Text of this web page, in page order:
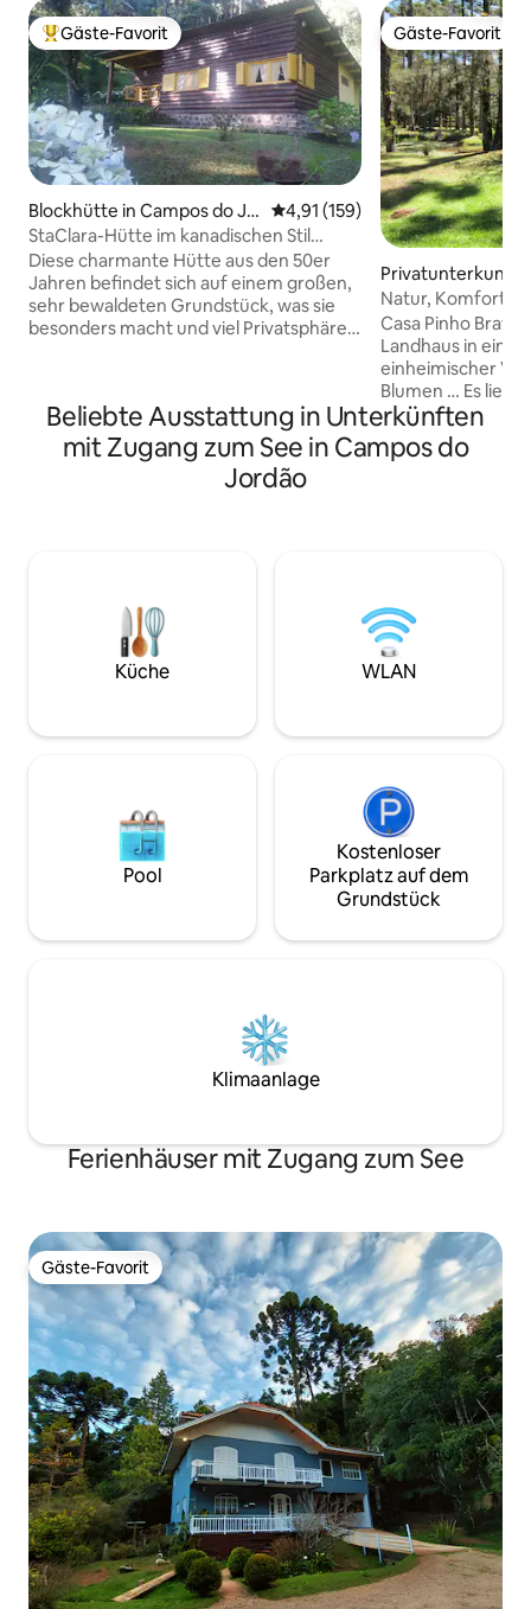
Beliebter Gäste-Favorit.
Gäste-Favorit
Blockhütte in Campos do Jo
rdão
Durchschnittliche Bewertung:
4,91 (159)
StaClara-Hütte im kanadischen Stil
Campos Jordão
Diese charmante Hütte aus den 50er
Jahren befindet sich auf einem großen,
sehr bewaldeten Grundstück, was sie
besonders macht und viel Privatsphäre
Menschen, die nicht daran gewöhnt
sind, im Haus mit Brennholz zu heizen!
Ein markantes Merkmal in einer Hütte
mitten im Wald, das auf eine Zeit
Gäste-Favorit
Gäste-Favorit
Privatunterkunft
do Jordão
Natur, Komfort
Bergklima
Casa Pinho Bravo
Landhaus in
einheimischer
Blumen … Es liegt
Waldgarten, 10
von Capivari
über einen
mit 24-Stunden-
Haustier einer
nach vorheriger
Beliebte Ausstattung in Unterkünften
mit Zugang zum See in Campos do
Jordão
Küche WLAN
Pool
Kostenloser
Parkplatz auf dem
Grundstück
Klimaanlage
Ferienhäuser mit Zugang zum See
Gäste-Favorit
Gäste-Favorit